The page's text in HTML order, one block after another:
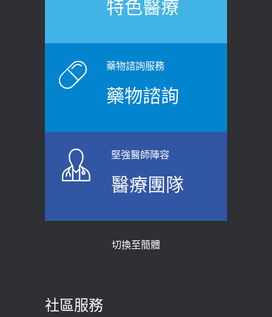
裂差異 逾50歲民眾可做1事
原則避免血糖血壓飆高
2026-06-08
上班常待在冷氣房？小心泌尿道感染
醫示警：1病症嚴重恐喪命
2026-05-21
老後睡不好、夜間易跌倒
2021-03-05
骨科魏志定主任接受專訪 【年代電視
質密度檢查！醫：注意5重點可逆轉
膝蓋退化有9大部位 骨科醫坦言：不
特色醫療
藥物諮詢服務
藥物諮詢
堅強醫師陣容
醫療團隊
切換至簡體
社區服務